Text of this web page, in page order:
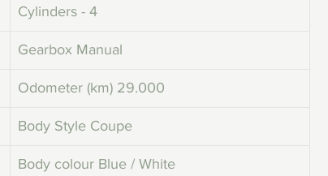
Cylinders - 4
Gearbox Manual
Odometer (km) 29.000
Body Style Coupe
Body colour Blue / White